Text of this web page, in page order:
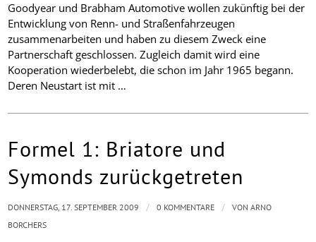
Goodyear und Brabham Automotive wollen zukünftig bei der
Entwicklung von Renn- und Straßenfahrzeugen
zusammenarbeiten und haben zu diesem Zweck eine
Partnerschaft geschlossen. Zugleich damit wird eine
Kooperation wiederbelebt, die schon im Jahr 1965 begann.
Deren Neustart ist mit …
Formel 1: Briatore und
Symonds zurückgetreten
DONNERSTAG, 17. SEPTEMBER 2009 / 0 KOMMENTARE / VONARNO
BORCHERS